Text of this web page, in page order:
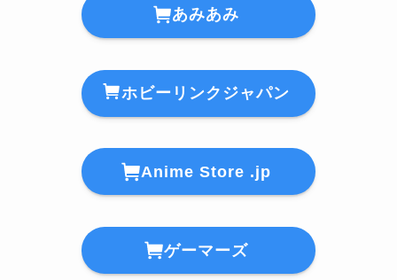
あみあみ
ホビーリンクジャパン
Anime Store .jp
ゲーマーズ